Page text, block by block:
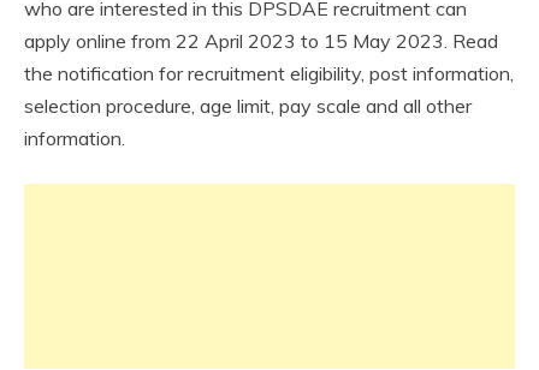
jobs
Latest
Job
Latest
Jobs
Today
who are interested in this DPSDAE recruitment can
apply online from 22 April 2023 to 15 May 2023. Read
the notification for recruitment eligibility, post information,
selection procedure, age limit, pay scale and all other
information.